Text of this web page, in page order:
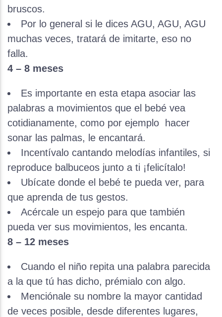
bruscos.
Por lo general si le dices AGU, AGU, AGU
muchas veces, tratará de imitarte, eso no
falla.
4 – 8 meses
Es importante en esta etapa asociar las
palabras a movimientos que el bebé vea
cotidianamente, como por ejemplo hacer
sonar las palmas, le encantará.
Incentívalo cantando melodías infantiles, si
reproduce balbuceos junto a ti ¡felicítalo!
Ubícate donde el bebé te pueda ver, para
que aprenda de tus gestos.
Acércale un espejo para que también
pueda ver sus movimientos, les encanta.
8 – 12 meses
Cuando el niño repita una palabra parecida
a la que tú has dicho, prémialo con algo.
Menciónale su nombre la mayor cantidad
de veces posible, desde diferentes lugares,